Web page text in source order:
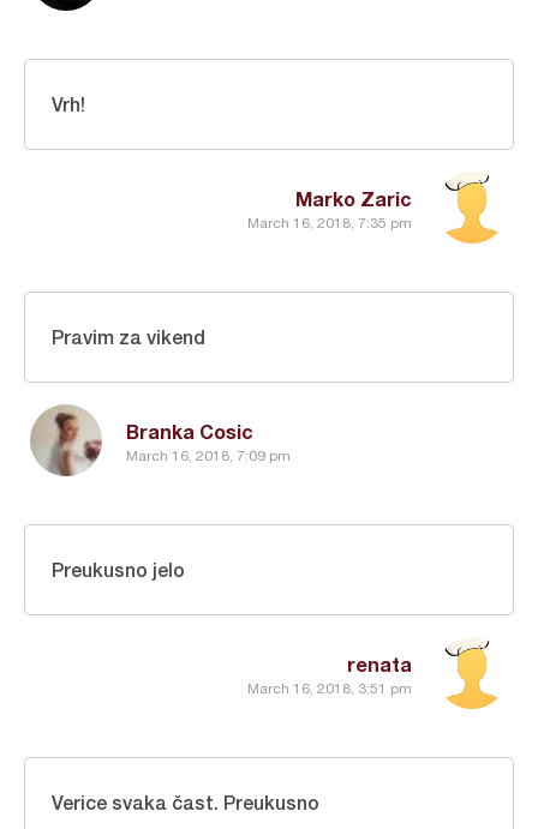
Marko Zaric
March 16, 2018, 7:35 pm
Vrh!
Branka Cosic
March 16, 2018, 7:09 pm
Pravim za vikend
renata
March 16, 2018, 3:51 pm
Preukusno jelo
Verice svaka čast. Preukusno